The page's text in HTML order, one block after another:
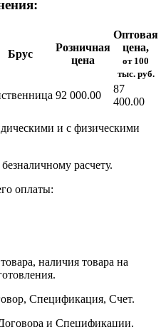
Брус
Розничная
цена
Оптовая
цена,
от 100
тыс. руб.
92 000.00
87
400.00
и с физическими
расчету.
оплаты:
наличия товара на
Спецификация, Счет.
и Спецификации.